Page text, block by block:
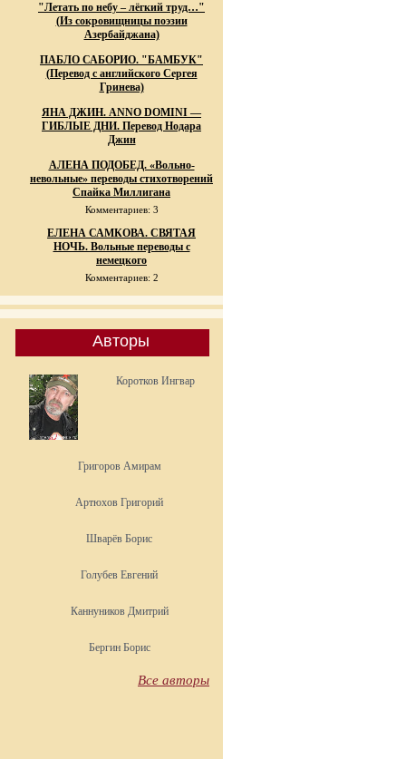
"Летать по небу – лёгкий труд…"
(Из сокровищницы поэзии
Азербайджана)
ПАБЛО САБОРИО. "БАМБУК"
(Перевод с английского Сергея
Гринева)
ЯНА ДЖИН. ANNO DOMINI —
ГИБЛЫЕ ДНИ. Перевод Нодара
Джин
АЛЕНА ПОДОБЕД. «Вольно-
невольные» переводы стихотворений
Спайка Миллигана
Комментариев: 3
ЕЛЕНА САМКОВА. СВЯТАЯ
НОЧЬ. Вольные переводы с
немецкого
Комментариев: 2
Авторы
Коротков Ингвар
Григоров Амирам
Артюхов Григорий
Шварёв Борис
Голубев Евгений
Каннуников Дмитрий
Бергин Борис
Все авторы